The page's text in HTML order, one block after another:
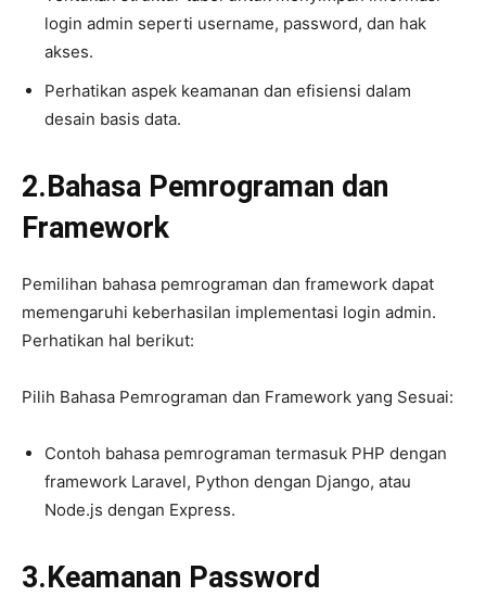
login admin seperti username, password, dan hak
akses.
Perhatikan aspek keamanan dan efisiensi dalam
desain basis data.
2.Bahasa Pemrograman dan
Framework
Pemilihan bahasa pemrograman dan framework dapat
memengaruhi keberhasilan implementasi login admin.
Perhatikan hal berikut:
Pilih Bahasa Pemrograman dan Framework yang Sesuai:
Contoh bahasa pemrograman termasuk PHP dengan
framework Laravel, Python dengan Django, atau
Node.js dengan Express.
3.Keamanan Password